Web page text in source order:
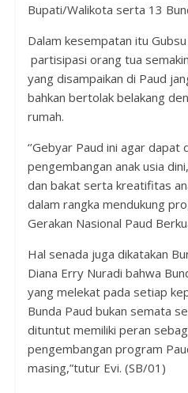
Bupati/Walikota serta 13
Dalam kesempatan itu
partisipasi orang tua
yang disampaikan di Paud
bahkan bertolak belakang
rumah.
‘’Gebyar Paud ini agar dapat
pengembangan anak usia
dan bakat serta kreatifitas
dalam rangka mendukung
Gerakan Nasional Paud
Hal senada juga dikatakan
Diana Erry Nuradi bahwa
yang melekat pada setiap
Bunda Paud bukan semata
dituntut memiliki peran
pengembangan program
masing,”tutur Evi. (SB/01)